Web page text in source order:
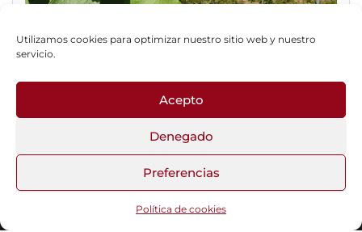
Utilizamos cookies para optimizar nuestro sitio web y nuestro
servicio.
Acepto
Denegado
Preferencias
Política de cookies
Fotos del Blog
Funciona gracias aWordPress |Tema:Head Blog